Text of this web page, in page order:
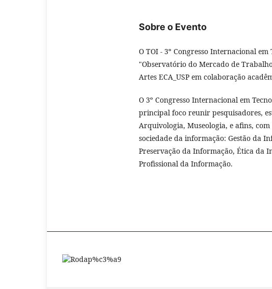
Sobre o Evento
O TOI - 3º Congresso Internacional
"Observatório do Mercado de
Artes ECA_USP em colaboração
O 3º Congresso Internacional em
principal foco reunir pesquisadores,
Arquivologia, Museologia, e afins,
sociedade da informação: Gestão da
Preservação da Informação, Ética da
Profissional da Informação.